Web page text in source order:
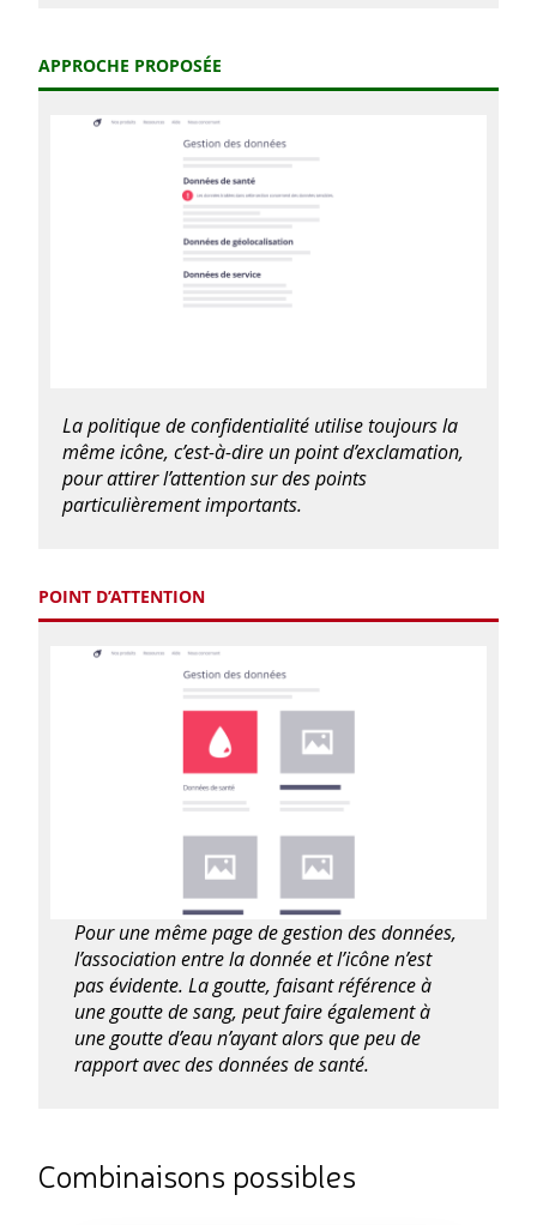
APPROCHE PROPOSÉE
La politique de confidentialité utilise toujours la
même icône, c’est-à-dire un point d’exclamation,
pour attirer l’attention sur des points
particulièrement importants.
POINT D’ATTENTION
Pour une même page de gestion des données,
l’association entre la donnée et l’icône n’est
pas évidente. La goutte, faisant référence à
une goutte de sang, peut faire également à
une goutte d’eau n’ayant alors que peu de
rapport avec des données de santé.
Combinaisons possibles